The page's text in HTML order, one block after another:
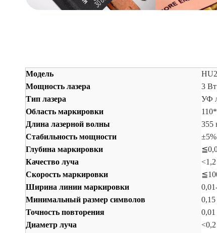
Модель
Мощность лазера
3 Вт
Тип лазера
УФ
Область маркировки
Длина лазерной волны
355
Стабильность мощности
±5%
Глубина маркировки
Качество луча
Скорость маркировки
Ширина линии маркировки
Минимальный размер символов
Точность повторения
Диаметр луча